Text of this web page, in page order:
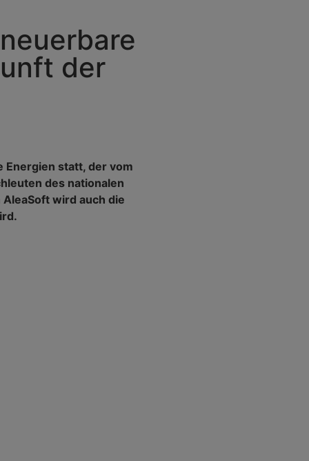
der
Energien statt, der vom
des nationalen
wird auch die